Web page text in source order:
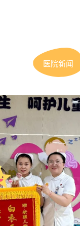
医院新闻